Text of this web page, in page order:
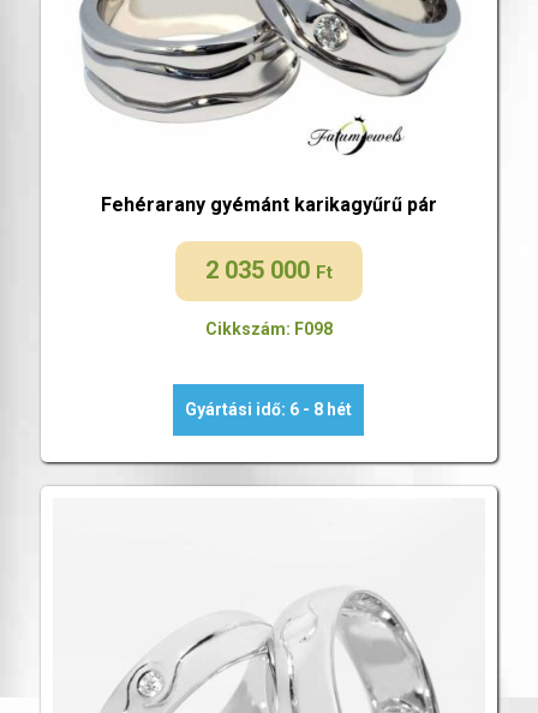
Fehérarany gyémánt karikagyűrű pár
2 035 000 Ft
Cikkszám: F098
Gyártási idő: 6 - 8 hét